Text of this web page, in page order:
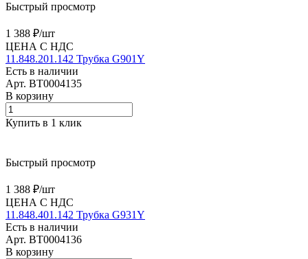
Быстрый просмотр
1 388 ₽/шт
ЦЕНА С НДС
11.848.201.142 Трубка G901Y
Есть в наличии
Арт. BT0004135
В корзину
Купить в 1 клик
Быстрый просмотр
1 388 ₽/шт
ЦЕНА С НДС
11.848.401.142 Трубка G931Y
Есть в наличии
Арт. BT0004136
В корзину